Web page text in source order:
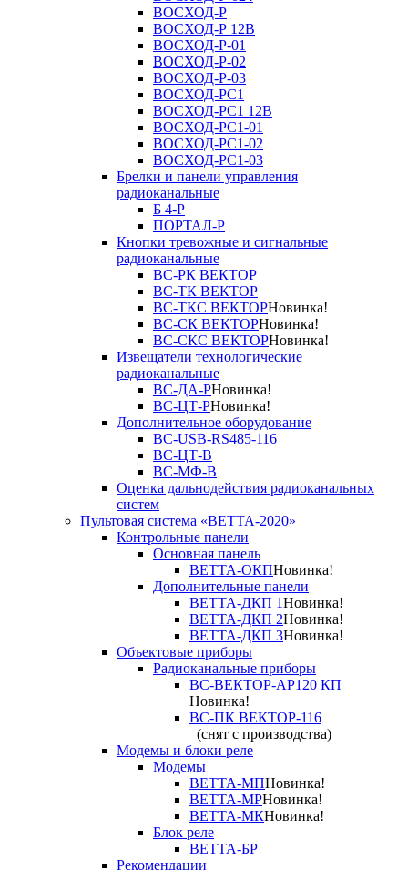
ВОСХОД-Р
ВОСХОД-Р 12В
ВОСХОД-Р-01
ВОСХОД-Р-02
ВОСХОД-Р-03
ВОСХОД-РС1
ВОСХОД-РС1 12В
ВОСХОД-РС1-01
ВОСХОД-РС1-02
ВОСХОД-РС1-03
Брелки и панели управления
радиоканальные
Б 4-Р
ПОРТАЛ-Р
Кнопки тревожные и сигнальные
радиоканальные
ВС-РК ВЕКТОР
ВС-ТК ВЕКТОР
ВС-ТКС ВЕКТОРНовинка!
ВС-СК ВЕКТОРНовинка!
ВС-СКС ВЕКТОРНовинка!
Извещатели технологические
радиоканальные
ВС-ДА-РНовинка!
ВС-ЦТ-РНовинка!
Дополнительное оборудование
ВС-USB-RS485-116
ВС-ЦТ-В
ВС-МФ-В
Оценка дальнодействия радиоканальных
систем
Пультовая система «ВЕТТА-2020»
Контрольные панели
Основная панель
ВЕТТА-ОКПНовинка!
Дополнительные панели
ВЕТТА-ДКП 1Новинка!
ВЕТТА-ДКП 2Новинка!
ВЕТТА-ДКП 3Новинка!
Объектовые приборы
Радиоканальные приборы
ВС-ВЕКТОР-АР120 КП
Новинка!
ВС-ПК ВЕКТОР-116
(снят с производства)
Модемы и блоки реле
Модемы
ВЕТТА-МПНовинка!
ВЕТТА-МРНовинка!
ВЕТТА-МКНовинка!
Блок реле
ВЕТТА-БР
Рекомендации